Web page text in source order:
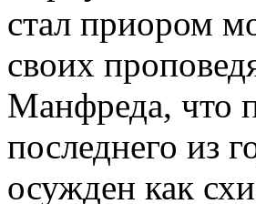
стал приором
своих
Манфреда, что
последнего из
осужден как